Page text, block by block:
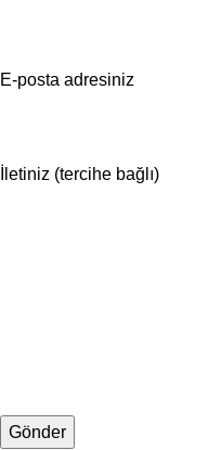
E-posta adresiniz
İletiniz (tercihe bağlı)